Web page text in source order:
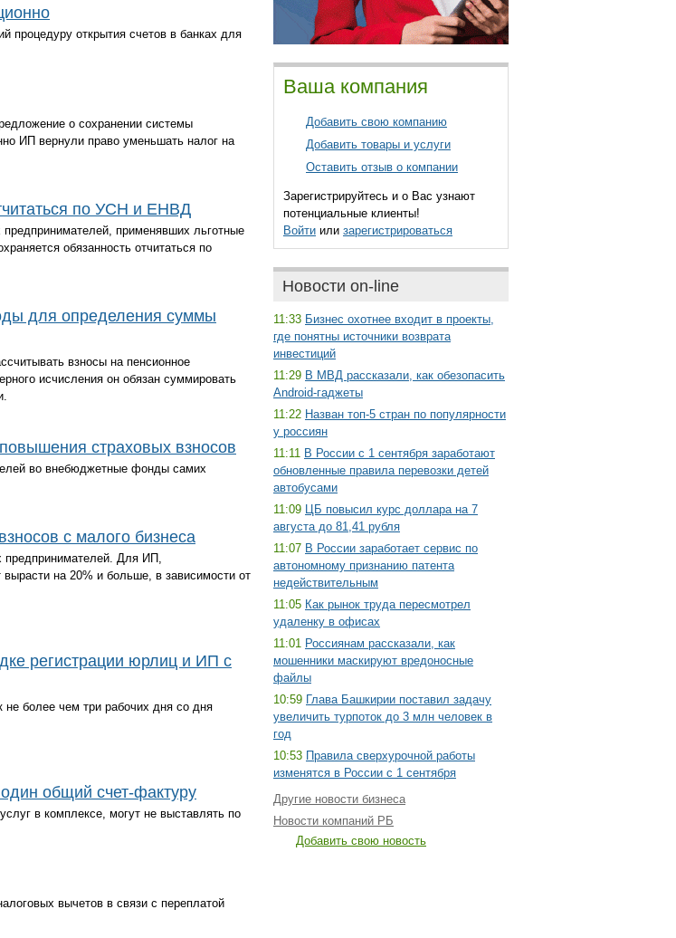
процедуру открытия счетов в банках для
о сохранении системы
ИП вернули право уменьшать налог на
по УСН и ЕНВД
применявших льготные
обязанность отчитаться по
для определения суммы
взносы на пенсионное
исчисления он обязан суммировать
страховых взносов
во внебюджетные фонды самих
с малого бизнеса
предпринимателей. Для ИП,
на 20% и больше, в зависимости от
регистрации юрлиц и ИП с
не более чем три рабочих дня со дня
общий счет-фактуру
в комплексе, могут не выставлять по
вычетов в связи с переплатой
Ваша компания
Добавить свою компанию
Добавить товары и услуги
Оставить отзыв о компании
Зарегистрируйтесь и о Вас узнают
потенциальные клиенты!
Войти или зарегистрироваться
Новости on-line
11:33 Бизнес охотнее входит в проекты,
где понятны источники возврата
инвестиций
11:29 В МВД рассказали, как обезопасить
Android-гаджеты
11:22 Назван топ-5 стран по популярности
у россиян
11:11 В России с 1 сентября заработают
обновленные правила перевозки детей
автобусами
11:09 ЦБ повысил курс доллара на 7
августа до 81,41 рубля
11:07 В России заработает сервис по
автономному признанию патента
недействительным
11:05 Как рынок труда пересмотрел
удаленку в офисах
11:01 Россиянам рассказали, как
мошенники маскируют вредоносные
файлы
10:59 Глава Башкирии поставил задачу
увеличить турпоток до 3 млн человек в
год
10:53 Правила сверхурочной работы
изменятся в России с 1 сентября
Другие новости бизнеса
Новости компаний РБ
Добавить свою новость